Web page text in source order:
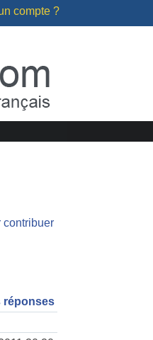
compte ?
contribuer
réponses